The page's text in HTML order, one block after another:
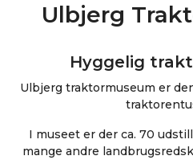
Ulbjerg
Hyggelig
Ulbjerg traktormuseum er
I museet er der ca. 70
mange andre